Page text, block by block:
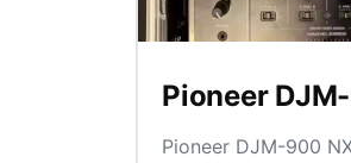
Pioneer
Pioneer DJM-900